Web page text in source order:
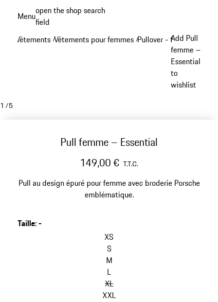
principal
Menuopen the shop search
field
Vêtements /Vêtements pour femmes /Pullover - femme/
Add Pull
femme –
Essential
to
wishlist
1 /5
Pull femme – Essential
149,00 € T.T.C.
Pull au design épuré pour femme avec broderie Porsche
emblématique.
Taille:-
XS
S
M
L
XL
XXL